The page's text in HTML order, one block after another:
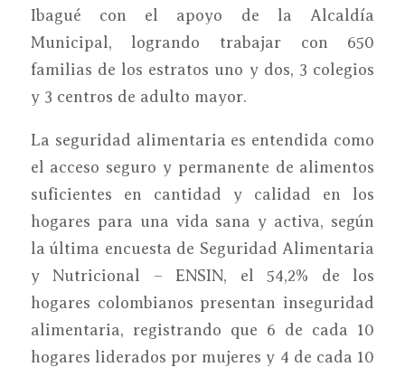
Ibagué con el apoyo de la Alcaldía
Municipal, logrando trabajar con 650
familias de los estratos uno y dos, 3 colegios
y 3 centros de adulto mayor.
La seguridad alimentaria es entendida como
el acceso seguro y permanente de alimentos
suficientes en cantidad y calidad en los
hogares para una vida sana y activa, según
la última encuesta de Seguridad Alimentaria
y Nutricional – ENSIN, el 54,2% de los
hogares colombianos presentan inseguridad
alimentaria, registrando que 6 de cada 10
hogares liderados por mujeres y 4 de cada 10